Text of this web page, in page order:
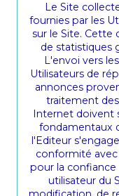
Le Site
fournies par les
sur le Site.
de statistiques
L'envoi vers
Utilisateurs de
annonces
traitement
Internet doivent
fondamentaux
l'Editeur
conformité avec
pour la
utilisateur du